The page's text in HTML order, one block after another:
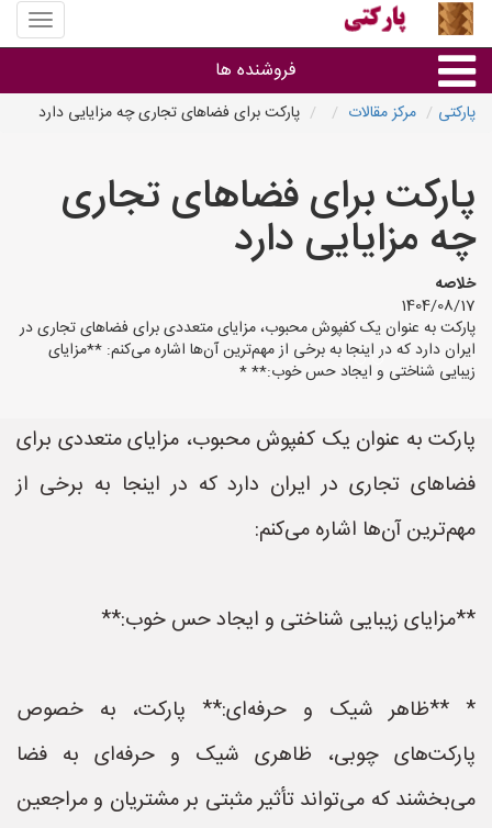
منوی
سایت
فروشنده ها
استان ها
پارکتی مرکز مقالات پارکت برای فضاهای تجاری چه مزایایی دارد
پارکت برای فضاهای تجاری
چه مزایایی دارد
خلاصه
1404/08/17
پارکت به عنوان یک کفپوش محبوب، مزایای متعددی برای فضاهای تجاری در
ایران دارد که در اینجا به برخی از مهم‌ترین آن‌ها اشاره می‌کنم: **مزایای
زیبایی شناختی و ایجاد حس خوب:** *
پارکت به عنوان یک کفپوش محبوب، مزایای متعددی برای
فضاهای تجاری در ایران دارد که در اینجا به برخی از
مهم‌ترین آن‌ها اشاره می‌کنم:
**مزایای زیبایی شناختی و ایجاد حس خوب:**
* **ظاهر شیک و حرفه‌ای:** پارکت، به خصوص
پارکت‌های چوبی، ظاهری شیک و حرفه‌ای به فضا
می‌بخشند که می‌تواند تأثیر مثبتی بر مشتریان و مراجعین